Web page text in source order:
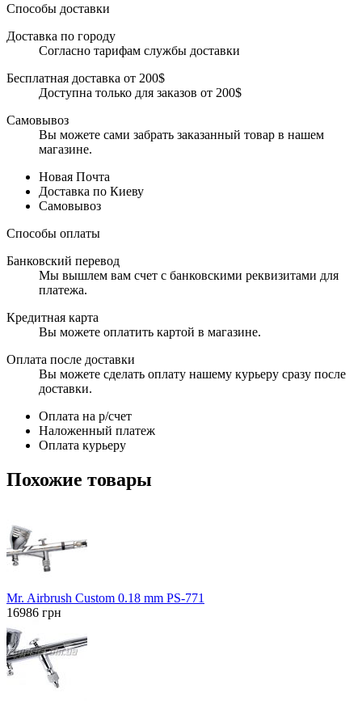
Способы доставки
Доставка по городу
Согласно тарифам службы доставки
Бесплатная доставка от 200$
Доступна только для заказов от 200$
Самовывоз
Вы можете сами забрать заказанный товар в нашем
магазине.
Новая Почта
Доставка по Киеву
Самовывоз
Способы оплаты
Банковский перевод
Мы вышлем вам счет с банковскими реквизитами для
платежа.
Кредитная карта
Вы можете оплатить картой в магазине.
Оплата после доставки
Вы можете сделать оплату нашему курьеру сразу после
доставки.
Оплата на р/счет
Наложенный платеж
Оплата курьеру
Похожие товары
Mr. Airbrush Custom 0.18 mm PS-771
16986 грн